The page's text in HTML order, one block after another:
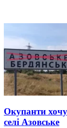
Окупанти
селі Азовське